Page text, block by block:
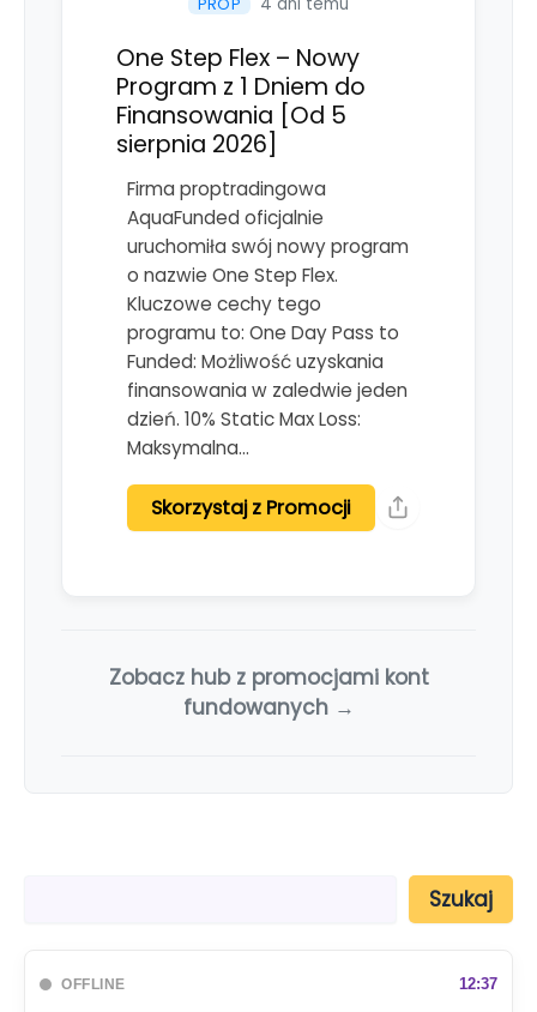
One Step Flex – Nowy
Program z 1 Dniem do
Finansowania [Od 5
sierpnia 2026]
Firma proptradingowa
AquaFunded oficjalnie
uruchomiła swój nowy program
o nazwie One Step Flex.
Kluczowe cechy tego
programu to: One Day Pass to
Funded: Możliwość uzyskania
finansowania w zaledwie jeden
dzień. 10% Static Max Loss:
Maksymalna…
Skorzystaj z Promocji
Zobacz hub z promocjami kont
fundowanych →
Szukaj
OFFLINE 12:37